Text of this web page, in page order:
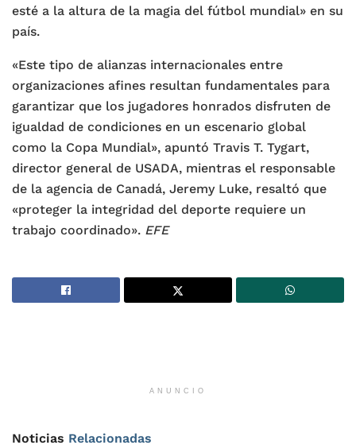
esté a la altura de la magia del fútbol mundial» en su
país.
«Este tipo de alianzas internacionales entre
organizaciones afines resultan fundamentales para
garantizar que los jugadores honrados disfruten de
igualdad de condiciones en un escenario global
como la Copa Mundial», apuntó Travis T. Tygart,
director general de USADA, mientras el responsable
de la agencia de Canadá, Jeremy Luke, resaltó que
«proteger la integridad del deporte requiere un
trabajo coordinado». EFE
ANUNCIO
Noticias Relacionadas